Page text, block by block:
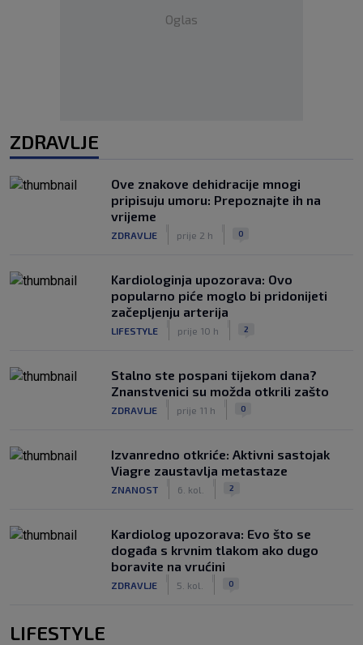
Oglas
ZDRAVLJE
Ove znakove dehidracije mnogi
pripisuju umoru: Prepoznajte ih na
vrijeme
ZDRAVLJE prije 2 h 0
Kardiologinja upozorava: Ovo
popularno piće moglo bi pridonijeti
začepljenju arterija
LIFESTYLE prije 10 h 2
Stalno ste pospani tijekom dana?
Znanstvenici su možda otkrili zašto
ZDRAVLJE prije 11 h 0
Izvanredno otkriće: Aktivni sastojak
Viagre zaustavlja metastaze
ZNANOST 6. kol. 2
Kardiolog upozorava: Evo što se
događa s krvnim tlakom ako dugo
boravite na vrućini
ZDRAVLJE 5. kol. 0
LIFESTYLE